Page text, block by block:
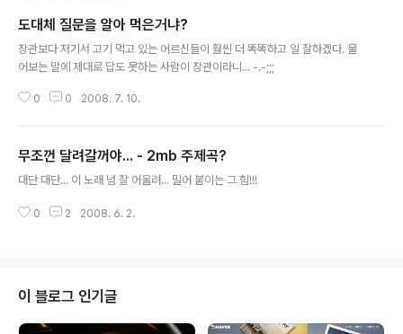
도대체 질문을 알아 먹은거냐?
장관보다 저기서 고기 먹고 있는 어르신들이 훨씬 더 똑똑하고 일 잘하겠다. 물
어보는 말에 제대로 답도 못하는 사람이 장관이라니... -.-;;;
0 0 2008. 7. 10.
무조껀 달려갈꺼야... - 2mb 주제곡?
대단 대단... 이 노래 넘 잘 어울려... 밀어 붙이는 그 힘!!!
0 2 2008. 6. 2.
이 블로그 인기글